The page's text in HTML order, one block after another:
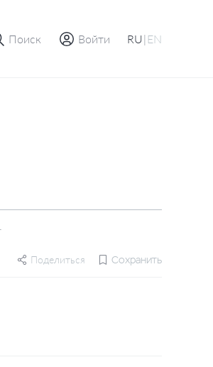
Поиск Войти RU| EN
Поделиться Сохранить